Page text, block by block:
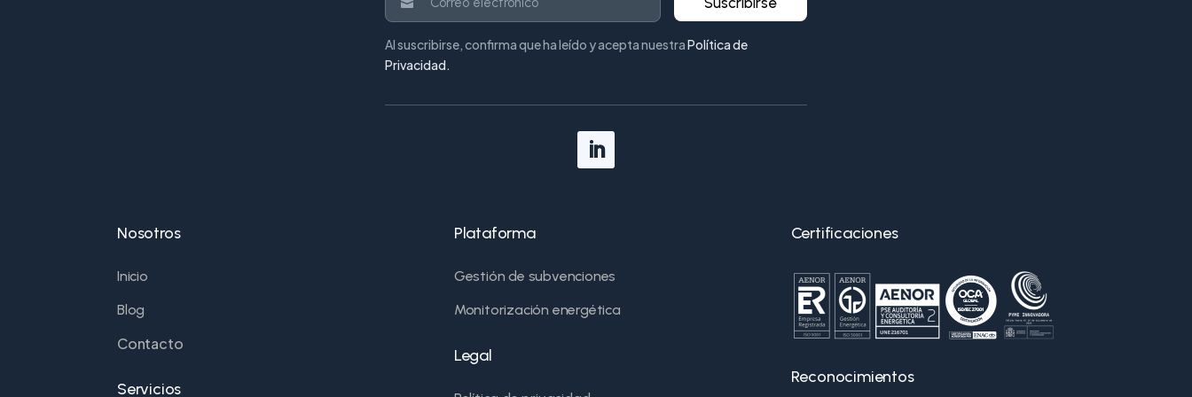
Al suscribirse, confirma que ha leído y acepta nuestraPolítica de
Privacidad.
Nosotros
Inicio
Blog
Contacto
Servicios
Plataforma
Gestión de subvenciones
Monitorización energética
Legal
Certificaciones
Reconocimientos